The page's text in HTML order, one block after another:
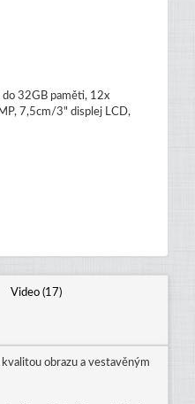
do 32GB paměti, 12x
7,5cm/3" displej LCD,
Video (17)
obrazu a vestavěným